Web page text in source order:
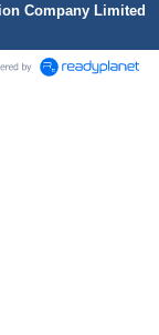
Company Limited